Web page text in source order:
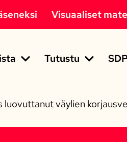
Tutustu
Visuaaliset
luovuttanut väylien